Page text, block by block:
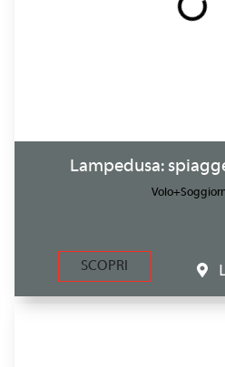
Lampedusa:
SCOPRI